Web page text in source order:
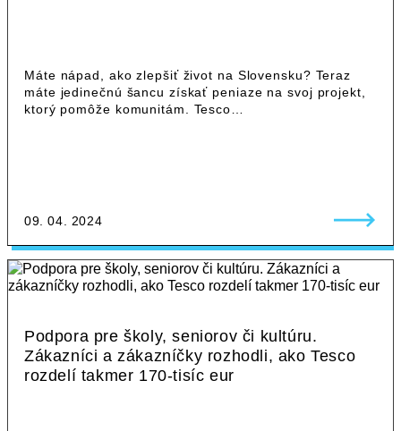
Máte nápad, ako zlepšiť život na Slovensku? Teraz
máte jedinečnú šancu získať peniaze na svoj projekt,
ktorý pomôže komunitám. Tesco…
09. 04. 2024
Podpora pre školy, seniorov či kultúru.
Zákazníci a zákazníčky rozhodli, ako Tesco
rozdelí takmer 170-tisíc eur